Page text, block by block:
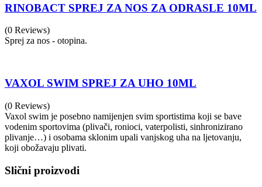
RINOBACT SPREJ ZA NOS ZA ODRASLE 10ML
(0 Reviews)
Sprej za nos - otopina.
VAXOL SWIM SPREJ ZA UHO 10ML
(0 Reviews)
Vaxol swim je posebno namijenjen svim sportistima koji se bave
vodenim sportovima (plivači, ronioci, vaterpolisti, sinhronizirano
plivanje…) i osobama sklonim upali vanjskog uha na ljetovanju,
koji obožavaju plivati.
Slični proizvodi